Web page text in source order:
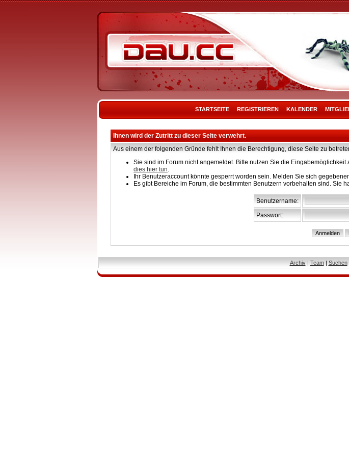
STARTSEITE REGISTRIEREN KALENDER
Ihnen wird der Zutritt zu dieser Seite verwehrt.
Aus einem der folgenden Gründe fehlt Ihnen die Berechtigung, diese Seite zu
Sie sind im Forum nicht angemeldet. Bitte nutzen Sie die
dies hier tun.
Ihr Benutzeraccount könnte gesperrt worden sein. Melden Sie sich
Es gibt Bereiche im Forum, die bestimmten Benutzern vorbehalten sind. Sie
Benutzername:
Passwort:
Archiv| Team| Suchen